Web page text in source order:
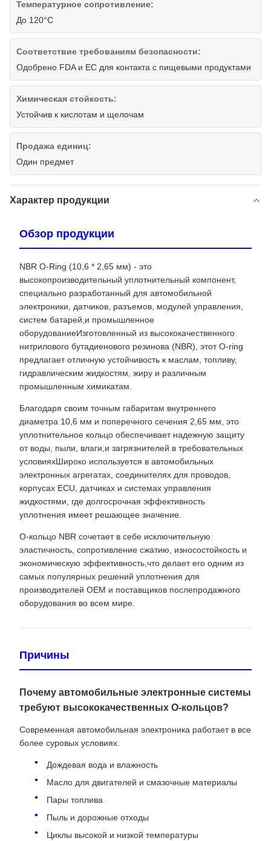
Температурное сопротивление:
До 120°С
Соответствие требованиям безопасности:
Одобрено FDA и ЕС для контакта с пищевыми продуктами
Химическая стойкость:
Устойчив к кислотам и щелочам
Продажа единиц:
Один предмет
Характер продукции
Обзор продукции
NBR O-Ring (10,6 * 2,65 мм) - это
высокопроизводительный уплотнительный компонент,
специально разработанный для автомобильной
электроники, датчиков, разъемов, модулей управления,
систем батарей,и промышленное
оборудованиеИзготовленный из высококачественного
нитрилового бутадиенового резинова (NBR), этот O-ring
предлагает отличную устойчивость к маслам, топливу,
гидравлическим жидкостям, жиру и различным
промышленным химикатам.
Благодаря своим точным габаритам внутреннего
диаметра 10,6 мм и поперечного сечения 2,65 мм, это
уплотнительное кольцо обеспечивает надежную защиту
от воды, пыли, влаги,и загрязнителей в требовательных
условияхШироко используется в автомобильных
электронных агрегатах, соединителях для проводов,
корпусах ECU, датчиках и системах управления
жидкостями, где долгосрочная эффективность
уплотнения имеет решающее значение.
О-кольцо NBR сочетает в себе исключительную
эластичность, сопротивление сжатию, износостойкость и
экономическую эффективность,что делает его одним из
самых популярных решений уплотнения для
производителей OEM и поставщиков послепродажного
оборудования во всем мире.
Причины
Почему автомобильные электронные системы
требуют высококачественных O-кольцов?
Современная автомобильная электроника работает в все
более суровых условиях.
Дождевая вода и влажность
Масло для двигателей и смазочные материалы
Пары топлива
Пыль и дорожные отходы
Циклы высокой и низкой температуры